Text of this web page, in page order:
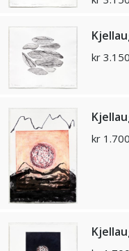
kr
kr